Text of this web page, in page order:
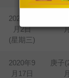
2020年9
月2日
(星期三)
庚子
2020年9
月17日
庚子